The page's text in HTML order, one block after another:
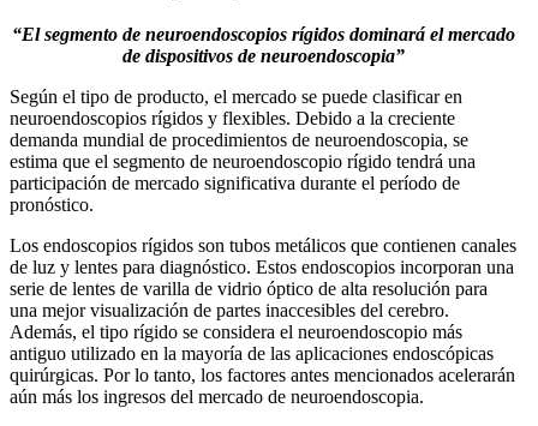
“El segmento de neuroendoscopios rígidos dominará el mercado
de dispositivos de neuroendoscopia”
Según el tipo de producto, el mercado se puede clasificar en
neuroendoscopios rígidos y flexibles. Debido a la creciente
demanda mundial de procedimientos de neuroendoscopia, se
estima que el segmento de neuroendoscopio rígido tendrá una
participación de mercado significativa durante el período de
pronóstico.
Los endoscopios rígidos son tubos metálicos que contienen canales
de luz y lentes para diagnóstico. Estos endoscopios incorporan una
serie de lentes de varilla de vidrio óptico de alta resolución para
una mejor visualización de partes inaccesibles del cerebro.
Además, el tipo rígido se considera el neuroendoscopio más
antiguo utilizado en la mayoría de las aplicaciones endoscópicas
quirúrgicas. Por lo tanto, los factores antes mencionados acelerarán
aún más los ingresos del mercado de neuroendoscopia.